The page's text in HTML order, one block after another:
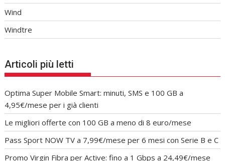
Wind
Windtre
Articoli più letti
Optima Super Mobile Smart: minuti, SMS e 100 GB a
4,95€/mese per i già clienti
Le migliori offerte con 100 GB a meno di 8 euro/mese
Pass Sport NOW TV a 7,99€/mese per 6 mesi con Serie B e C
Promo Virgin Fibra per Active: fino a 1 Gbps a 24,49€/mese